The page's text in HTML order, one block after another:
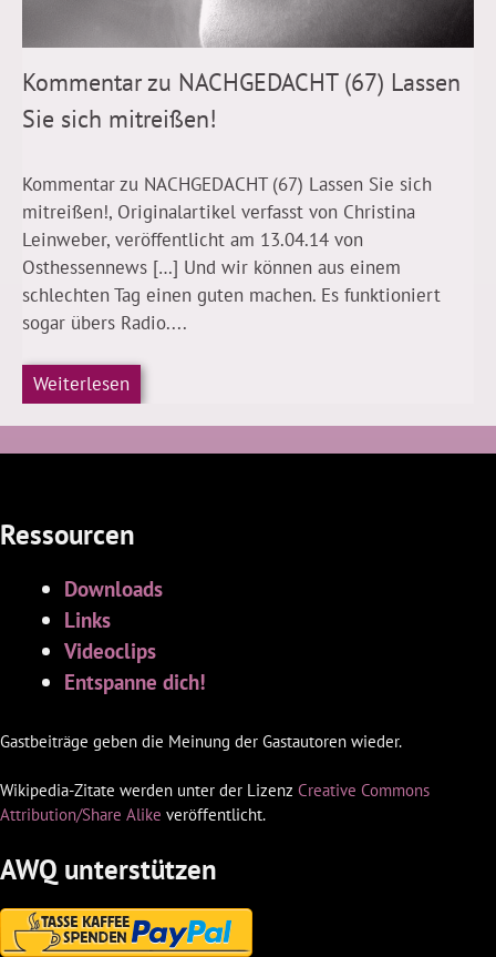
Kommentar zu NACHGEDACHT (67) Lassen
Sie sich mitreißen!
Kommentar zu NACHGEDACHT (67) Lassen Sie sich
mitreißen!, Originalartikel verfasst von Christina
Leinweber, veröffentlicht am 13.04.14 von
Osthessennews […] Und wir können aus einem
schlechten Tag einen guten machen. Es funktioniert
sogar übers Radio....
Weiterlesen
Ressourcen
Downloads
Links
Videoclips
Entspanne dich!
Gastbeiträge geben die Meinung der Gastautoren wieder.
Wikipedia-Zitate werden unter der Lizenz Creative Commons
Attribution/Share Alike veröffentlicht.
AWQ unterstützen